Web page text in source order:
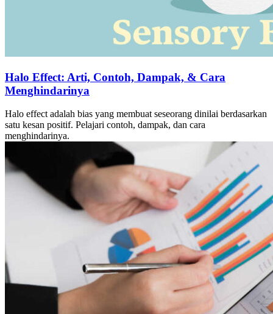
Halo Effect: Arti, Contoh, Dampak, & Cara
Menghindarinya
Halo effect adalah bias yang membuat seseorang dinilai berdasarkan
satu kesan positif. Pelajari contoh, dampak, dan cara
menghindarinya.